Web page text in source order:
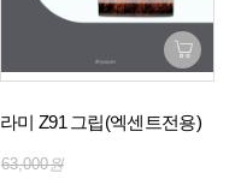
라미 Z91 그립(엑센트전용)
63,000원